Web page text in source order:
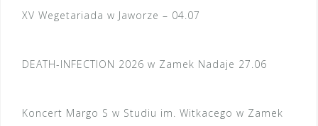
XV Wegetariada w Jaworze – 04.07
DEATH-INFECTION 2026 w Zamek Nadaje 27.06
Koncert Margo S w Studiu im. Witkacego w Zamek